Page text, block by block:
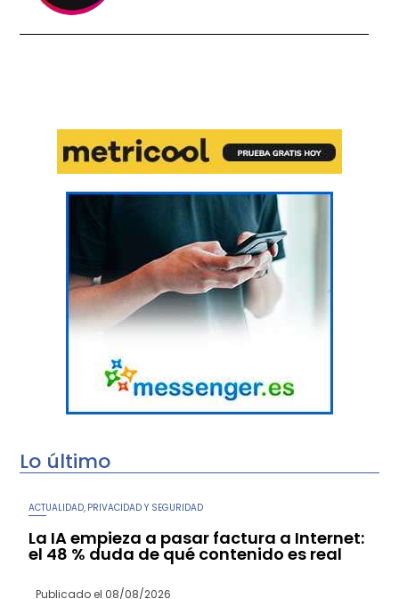
Lo último
ACTUALIDAD PRIVACIDAD Y SEGURIDAD
La IA empieza a pasar factura a Internet:
el 48 % duda de qué contenido es real
Publicado el 08/08/2026